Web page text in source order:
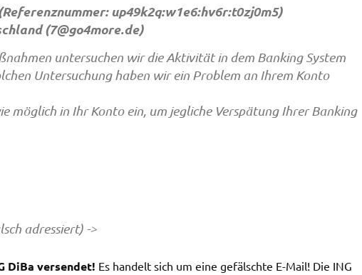
up49k2q:w1e6:hv6r:t0zj0m5)
(7@go4more.de)
untersuchen wir die Aktivität in dem Banking System
Untersuchung haben wir ein Problem an Ihrem Konto
möglich in Ihr Konto ein, um jegliche Verspätung Ihrer Banking
adressiert) ->
DiBa versendet! Es handelt sich um eine gefälschte E-Mail! Die ING